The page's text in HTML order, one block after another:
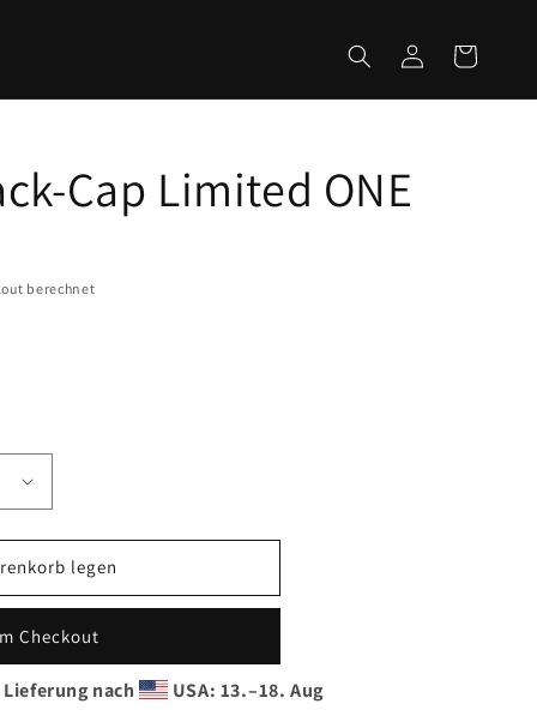
EinloggenWarenkorb
Cap Limited ONE
berechnet
legen
Checkout
Lieferung nach USA: 13.⁠–18. Aug